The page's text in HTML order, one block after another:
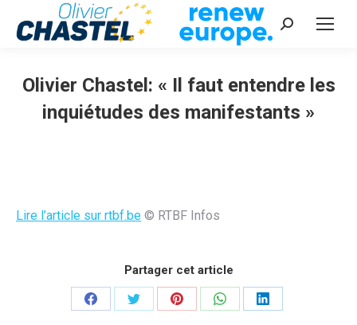
Recherche
Olivier Chastel: « Il faut entendre les
inquiétudes des manifestants »
Lire l’article sur rtbf.be © RTBF Infos
Partager cet article
PartagerPartagerPartagerPartagerPartager